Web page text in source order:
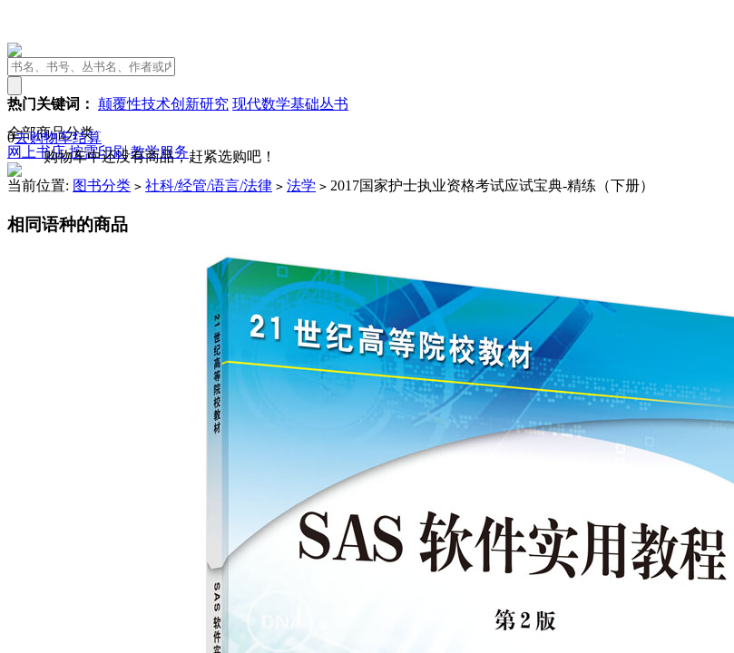
热门关键词： 颠覆性技术创新研究 现代数学基础丛书
0去购物车结算
购物车中还没有商品，赶紧选购吧！
全部商品分类
网上书店按需印刷 教学服务
当前位置: 图书分类 > 社科/经管/语言/法律 > 法学 > 2017国家护士执业资格考试应试宝典-精练（下册）
相同语种的商品